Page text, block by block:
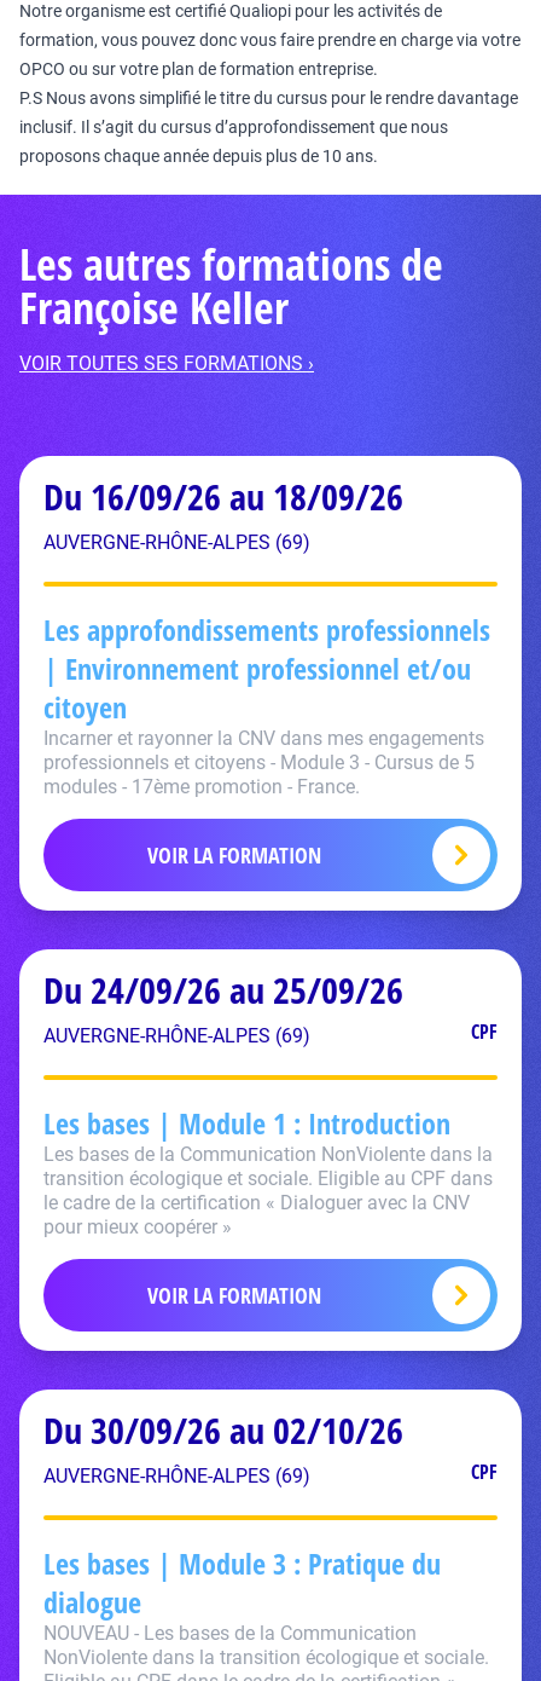
Notre organisme est certifié Qualiopi pour les activités de
formation, vous pouvez donc vous faire prendre en charge via votre
OPCO ou sur votre plan de formation entreprise.
P.S Nous avons simplifié le titre du cursus pour le rendre davantage
inclusif. Il s’agit du cursus d’approfondissement que nous
proposons chaque année depuis plus de 10 ans.
Les autres formations de
Françoise Keller
VOIR TOUTES SES FORMATIONS ›
Du 16/09/26 au 18/09/26
AUVERGNE-RHÔNE-ALPES (69)
Les approfondissements professionnels
| Environnement professionnel et/ou
citoyen
Incarner et rayonner la CNV dans mes engagements
professionnels et citoyens - Module 3 - Cursus de 5
modules - 17ème promotion - France.
VOIR LA FORMATION
Du 24/09/26 au 25/09/26
AUVERGNE-RHÔNE-ALPES (69) CPF
Les bases | Module 1 : Introduction
Les bases de la Communication NonViolente dans la
transition écologique et sociale. Eligible au CPF dans
le cadre de la certification « Dialoguer avec la CNV
pour mieux coopérer »
VOIR LA FORMATION
Du 30/09/26 au 02/10/26
AUVERGNE-RHÔNE-ALPES (69) CPF
Les bases | Module 3 : Pratique du
dialogue
NOUVEAU - Les bases de la Communication
NonViolente dans la transition écologique et sociale.